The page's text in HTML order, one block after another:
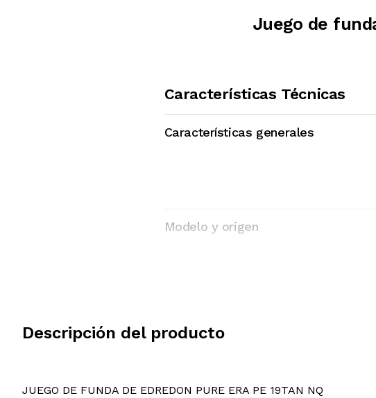
Juego de
Características Técnicas
Características generales
Modelo y origen
Descripción del producto
JUEGO DE FUNDA DE EDREDON PURE ERA PE 19TAN NQ